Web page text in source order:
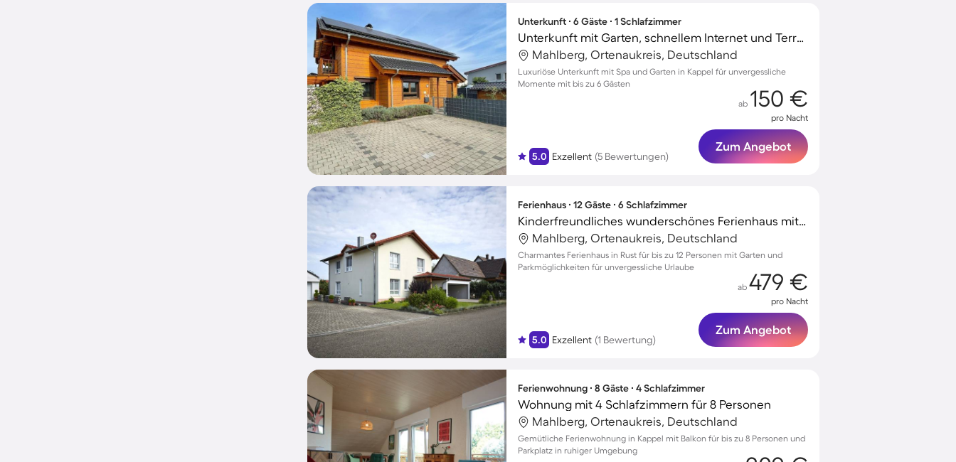
Unterkunft ∙ 6 Gäste ∙ 1 Schlafzimmer
Unterkunft mit Garten, schnellem Internet und Terrasse | Gartenblick
Mahlberg, Ortenaukreis, Deutschland
Luxuriöse Unterkunft mit Spa und Garten in Kappel für unvergessliche
Momente mit bis zu 6 Gästen
5.0 Exzellent (5 Bewertungen)
ab 150 €
pro Nacht
Zum Angebot
Ferienhaus ∙ 12 Gäste ∙ 6 Schlafzimmer
Kinderfreundliches wunderschönes Ferienhaus mit Terrasse, Garten und Grill | Gartenblick | Ideal für Homeoffice
Mahlberg, Ortenaukreis, Deutschland
Charmantes Ferienhaus in Rust für bis zu 12 Personen mit Garten und
Parkmöglichkeiten für unvergessliche Urlaube
5.0 Exzellent (1 Bewertung)
ab 479 €
pro Nacht
Zum Angebot
Ferienwohnung ∙ 8 Gäste ∙ 4 Schlafzimmer
Wohnung mit 4 Schlafzimmern für 8 Personen
Mahlberg, Ortenaukreis, Deutschland
Gemütliche Ferienwohnung in Kappel mit Balkon für bis zu 8 Personen und
Parkplatz in ruhiger Umgebung